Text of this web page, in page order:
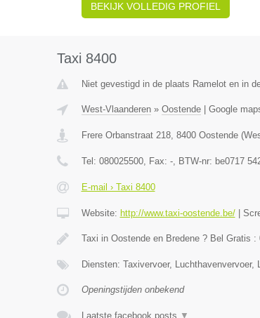
BEKIJK VOLLEDIG PROFIEL
Taxi 8400
Niet gevestigd in de plaats Ramelot en in
West-Vlaanderen» Oostende| Google
Frere Orbanstraat 218, 8400 Oostende(
Tel: 080025500, Fax: -, BTW-nr: be0717
E-mail › Taxi 8400
Website: http://www.taxi-oostende.be/|
Taxi in Oostende en Bredene ? Bel Gratis :
Diensten: Taxivervoer, Luchthavenvervoer,
Openingstijden onbekend
Laatste facebook posts ▼